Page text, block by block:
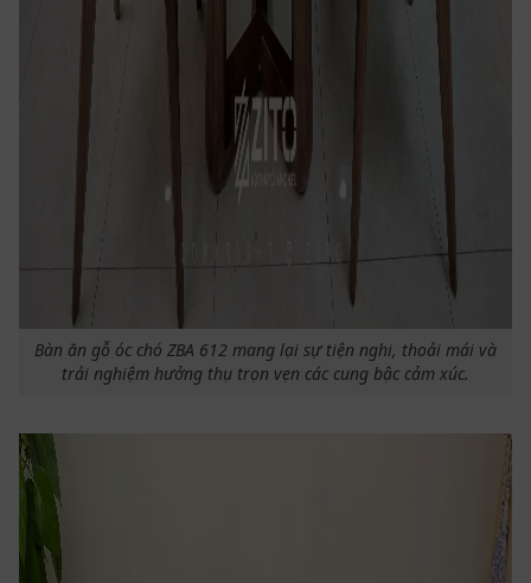
Bàn ăn gỗ óc chó ZBA 612 mang lại sự tiện nghi, thoải mái và
trải nghiệm hưởng thụ trọn vẹn các cung bậc cảm xúc.